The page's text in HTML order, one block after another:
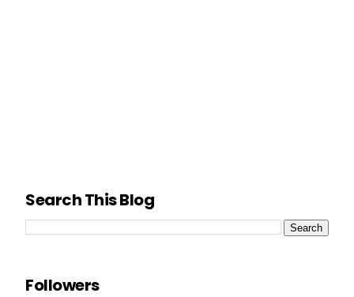
Search This Blog
Followers